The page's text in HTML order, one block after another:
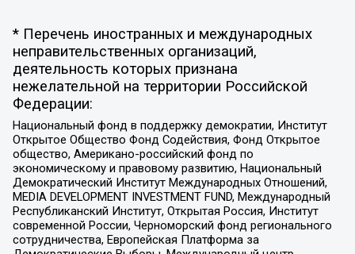
* Перечень иностранных и международных
неправительственных организаций,
деятельность которых признана
нежелательной на территории Российской
Федерации:
Национальный фонд в поддержку демократии, Институт
Открытое Общество Фонд Содействия, Фонд Открытое
общество, Американо-российский фонд по
экономическому и правовому развитию, Национальный
Демократический Институт Международных Отношений,
MEDIA DEVELOPMENT INVESTMENT FUND, Международный
Республиканский Институт, Открытая Россия, Институт
современной России, Черноморский фонд регионального
сотрудничества, Европейская Платформа за